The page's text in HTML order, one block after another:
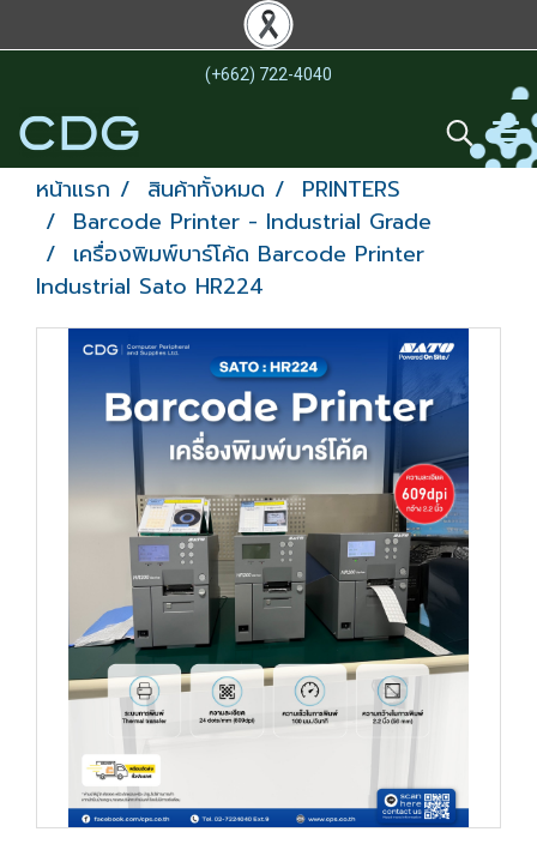
(+662) 722-4040
หน้าแรก สินค้าทั้งหมด
PRINTERS
Barcode Printer - Industrial Grade
เครื่องพิมพ์บาร์โค้ด Barcode Printer
Industrial Sato HR224